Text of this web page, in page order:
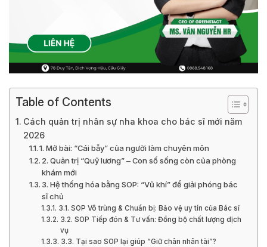
Table of Contents
Cách quản trị nhân sự nha khoa cho bác sĩ mới năm
2026
1. Mở bài: “Cái bẫy” của người làm chuyên môn
2. Quản trị “Quỹ lương” – Con số sống còn của phòng
khám mới
3. Hệ thống hóa bằng SOP: “Vũ khí” để giải phóng bác
sĩ chủ
3.1. SOP Vô trùng & Chuẩn bị: Bảo vệ uy tín của Bác sĩ
3.2. SOP Tiếp đón & Tư vấn: Đồng bộ chất lượng dịch
vụ
3.3. Tại sao SOP lại giúp “Giữ chân nhân tài”?